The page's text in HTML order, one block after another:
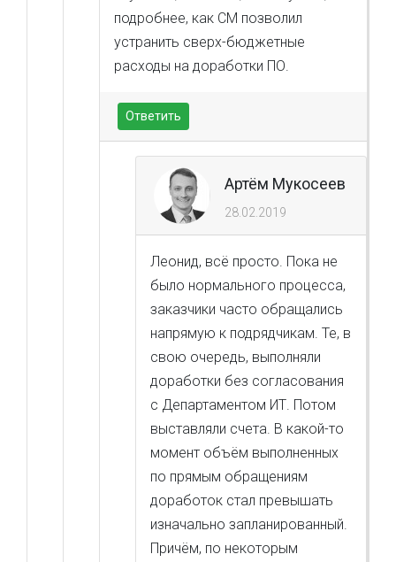
подробнее, как СМ позволил
устранить сверх-бюджетные
расходы на доработки ПО.
Ответить
Артём Мукосеев
28.02.2019
Леонид, всё просто. Пока не
было нормального процесса,
заказчики часто обращались
напрямую к подрядчикам. Те, в
свою очередь, выполняли
доработки без согласования
с Департаментом ИТ. Потом
выставляли счета. В какой-то
момент объём выполненных
по прямым обращениям
доработок стал превышать
изначально запланированный.
Причём, по некоторым